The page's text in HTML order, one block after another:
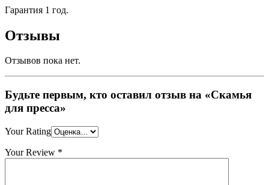
Гарантия 1 год.
Отзывы
Отзывов пока нет.
Будьте первым, кто оставил отзыв на «Скамья
для пресса»
Your Rating
Your Review *